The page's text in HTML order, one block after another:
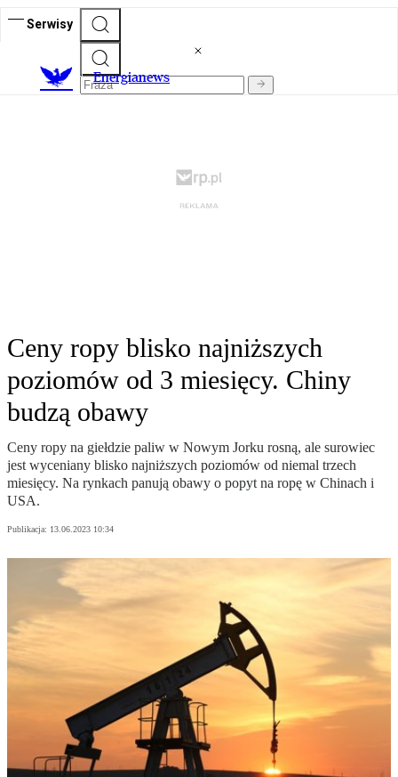
Serwisy
Energianews
Ceny ropy blisko najniższych
poziomów od 3 miesięcy. Chiny
budzą obawy
Ceny ropy na giełdzie paliw w Nowym Jorku rosną, ale surowiec
jest wyceniany blisko najniższych poziomów od niemal trzech
miesięcy. Na rynkach panują obawy o popyt na ropę w Chinach i
USA.
Publikacja: 13.06.2023 10:34